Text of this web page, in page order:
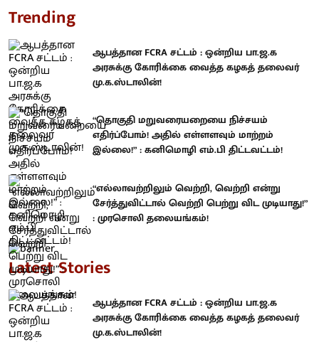
Trending
ஆபத்தான FCRA சட்டம் : ஒன்றிய பா.ஜ.க
அரசுக்கு கோரிக்கை வைத்த கழகத் தலைவர்
மு.க.ஸ்டாலின்!
“தொகுதி மறுவரையறையை நிச்சயம்
எதிர்ப்போம்! அதில் எள்ளளவும் மாற்றம்
இல்லை!” : கனிமொழி எம்.பி திட்டவட்டம்!
“எல்லாவற்றிலும் வெற்றி, வெற்றி என்று
சேர்த்துவிட்டால் வெற்றி பெற்று விட முடியாது!”
: முரசொலி தலையங்கம்!
Latest Stories
ஆபத்தான FCRA சட்டம் : ஒன்றிய பா.ஜ.க
அரசுக்கு கோரிக்கை வைத்த கழகத் தலைவர்
மு.க.ஸ்டாலின்!